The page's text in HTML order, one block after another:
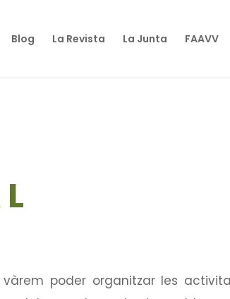
Blog La Revista La Junta FAAVV
vàrem poder organitzar les